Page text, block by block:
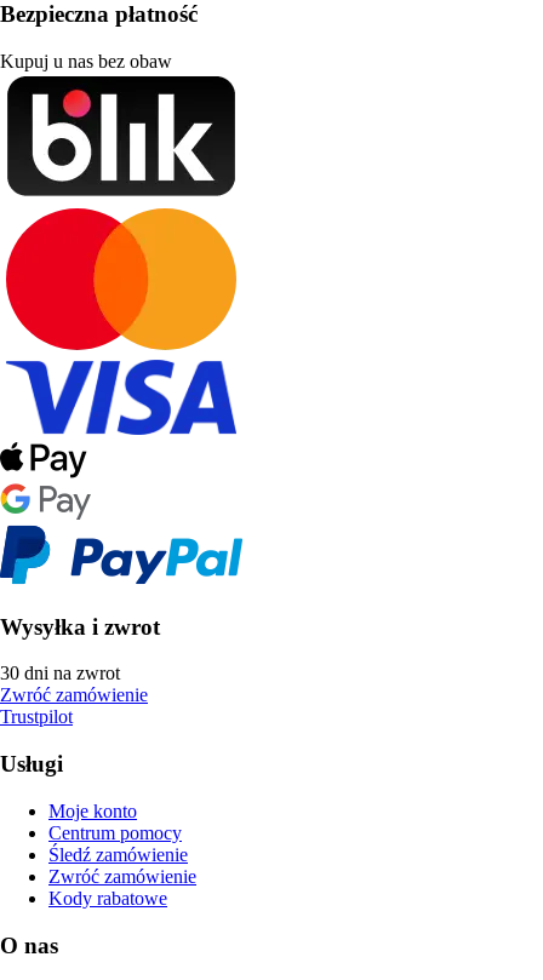
Bezpieczna płatność
Kupuj u nas bez obaw
Wysyłka i zwrot
30 dni na zwrot
Zwróć zamówienie
Trustpilot
Usługi
Moje konto
Centrum pomocy
Śledź zamówienie
Zwróć zamówienie
Kody rabatowe
O nas